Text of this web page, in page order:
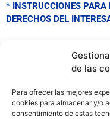
de las
Para ofrecer las mejores
cookies para almacenar y/o
consentimiento de estas
* INSTRUCCIONES PARA
DERECHOS DEL